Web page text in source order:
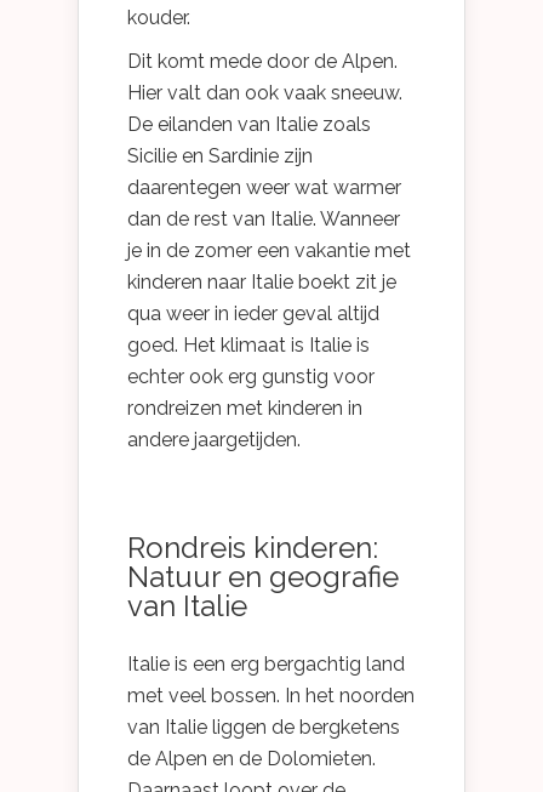
kouder.
Dit komt mede door de Alpen.
Hier valt dan ook vaak sneeuw.
De eilanden van Italie zoals
Sicilie en Sardinie zijn
daarentegen weer wat warmer
dan de rest van Italie. Wanneer
je in de zomer een vakantie met
kinderen naar Italie boekt zit je
qua weer in ieder geval altijd
goed. Het klimaat is Italie is
echter ook erg gunstig voor
rondreizen met kinderen in
andere jaargetijden.
Rondreis kinderen:
Natuur en geografie
van Italie
Italie is een erg bergachtig land
met veel bossen. In het noorden
van Italie liggen de bergketens
de Alpen en de Dolomieten.